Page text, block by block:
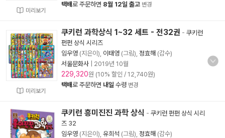
미리보기
택배로 주문하면 8월 12일 출고 변경
미리보기
쿠키런 과학상식 1~32 세트 - 전32권 - 쿠키런
펀펀 상식 시리즈
임우영 (지은이), 이태영 (그림), 정효해 (감수)
서울문화사
2019년 10월
229,320원 (10% 할인 / 12,740원)
택배로 주문하면 내일 수령 변경
쿠키런 흥미진진 과학 상식 - 쿠키런 펀펀 상식 시리
즈 32
임우영 (지은이), 유희석 (그림), 정효해 (감수)